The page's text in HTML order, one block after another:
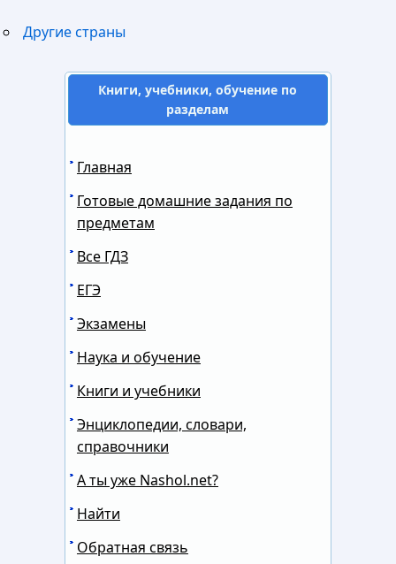
Другие страны
Книги, учебники, обучение по
разделам
Главная
Готовые домашние задания по
предметам
Все ГДЗ
ЕГЭ
Экзамены
Наука и обучение
Книги и учебники
Энциклопедии, словари,
справочники
А ты уже Nashol.net?
Найти
Обратная связь